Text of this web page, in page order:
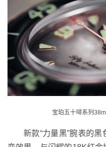
宝珀五十噚系列
新款“力量黑”腕表的